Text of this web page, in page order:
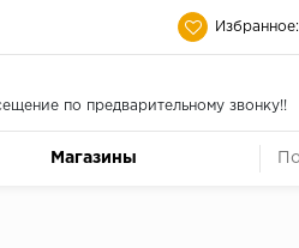
Избранное:
по предварительному звонку!!
Магазины